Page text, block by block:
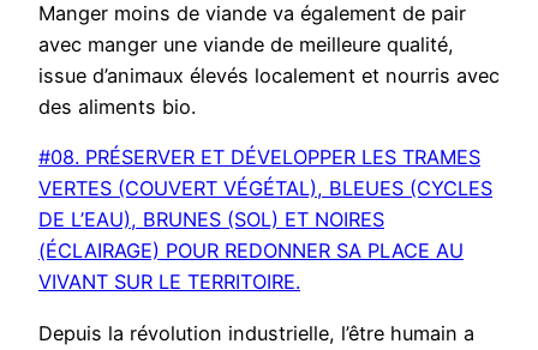
Manger moins de viande va également de pair
avec manger une viande de meilleure qualité,
issue d’animaux élevés localement et nourris avec
des aliments bio.
#08. PRÉSERVER ET DÉVELOPPER LES TRAMES
VERTES (COUVERT VÉGÉTAL), BLEUES (CYCLES
DE L’EAU), BRUNES (SOL) ET NOIRES
(ÉCLAIRAGE) POUR REDONNER SA PLACE AU
VIVANT SUR LE TERRITOIRE.
Depuis la révolution industrielle, l’être humain a